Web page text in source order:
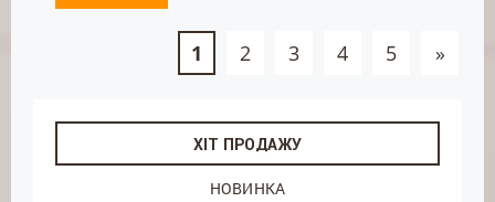
1 2 3 4 5 »
ХІТ ПРОДАЖУ
НОВИНКА